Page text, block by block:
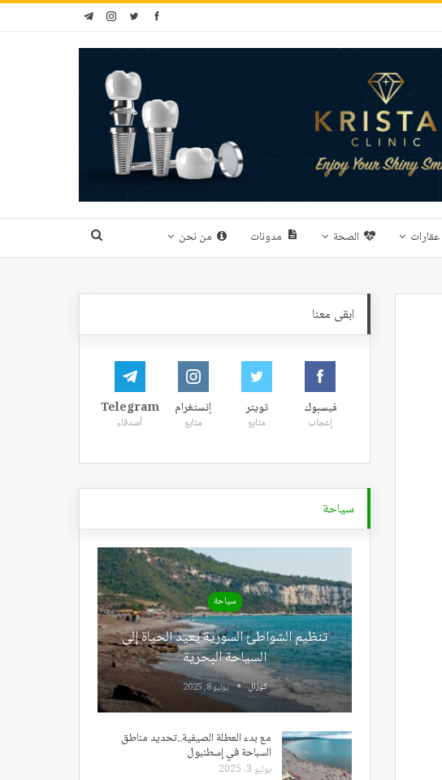
عقارات الصحة مدونات من نحن
ابقى معنا
فيسبوك
إعجاب
تويتر
متابع
إنستغرام
متابع
Telegram
أصدقاء
سياحة
سياحة
تنظيم الشواطئ السورية يعيد الحياة إلى
السياحة البحرية
كوزال يوليو 8, 2025
مع بدء العطلة الصيفية..تحديد مناطق
السباحة في إسطنبول
يوليو 3, 2025